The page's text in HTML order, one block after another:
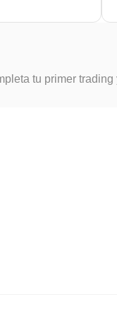
tu primer